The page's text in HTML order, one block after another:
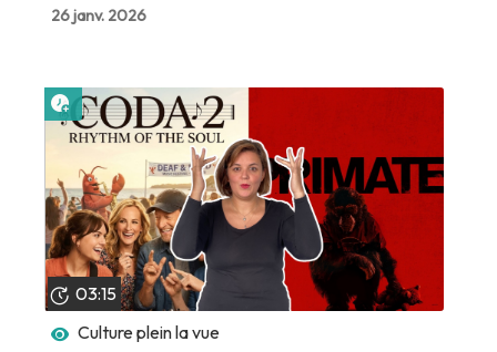
26 janv. 2026
03:15
Culture plein la vue
Lire plus tard